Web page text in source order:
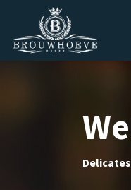
Overslaan naar